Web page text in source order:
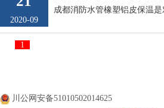
2020-09
1
川公网安备51010502014625